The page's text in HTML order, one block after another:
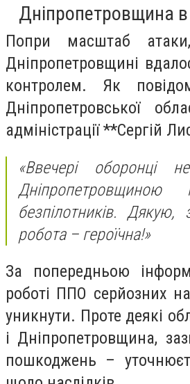
Дніпропетровщина в
Попри масштаб
Дніпропетровщині
контролем. Як
Дніпропетровської
адміністрації **Сергій
«Ввечері оборонці
Дніпропетровщиною
безпілотників. Дякую,
робота – героїчна!»
За попередньою
роботі ППО серйозних
уникнути. Проте деякі
і Дніпропетровщина,
пошкоджень –